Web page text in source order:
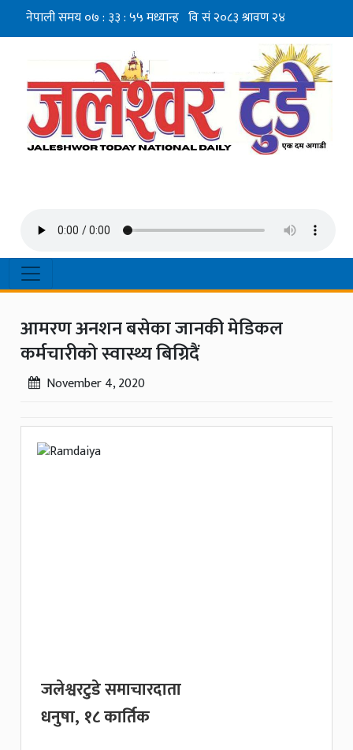
आमरण अनशन बसेका जानकी मेडिकल
कर्मचारीको स्वास्थ्य बिग्रिदैं
November 4, 2020
जलेश्वरटुडे समाचारदाता
धनुषा, १८ कार्तिक